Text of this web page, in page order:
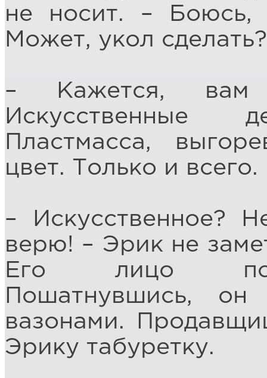
не носит. – Боюсь,
Может, укол
– Кажется, вам
Искусственные
Пластмасса,
цвет. Только и всего.
– Искусственное?
верю! – Эрик не
Его лицо
Пошатнувшись,
вазонами.
Эрику табуретку.